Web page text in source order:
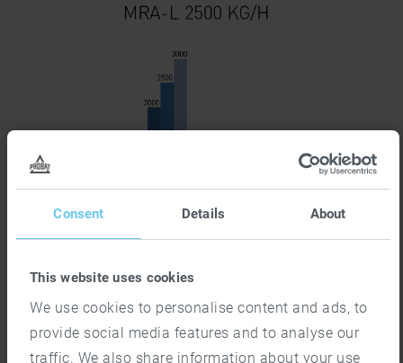
Consent Details About
This website uses cookies
We use cookies to personalise content and ads, to
provide social media features and to analyse our
traffic. We also share information about your use